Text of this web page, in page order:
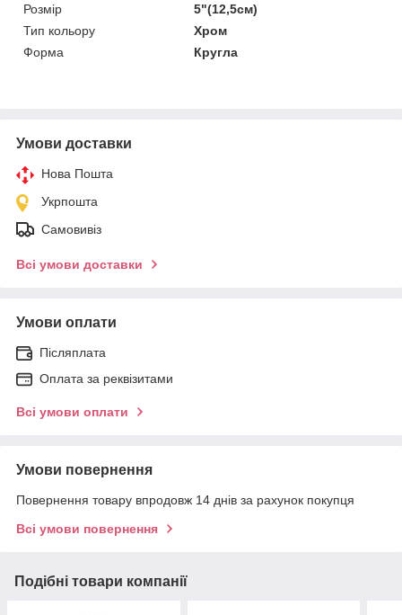
Розмір
5"(12,5см)
Тип кольору
Хром
Форма
Кругла
Умови доставки
Нова Пошта
Укрпошта
Самовивіз
Всі умови доставки
Умови оплати
Післяплата
Оплата за реквізитами
Всі умови оплати
Умови повернення
Повернення товару впродовж 14 днів за рахунок покупця
Всі умови повернення
Подібні товари компанії